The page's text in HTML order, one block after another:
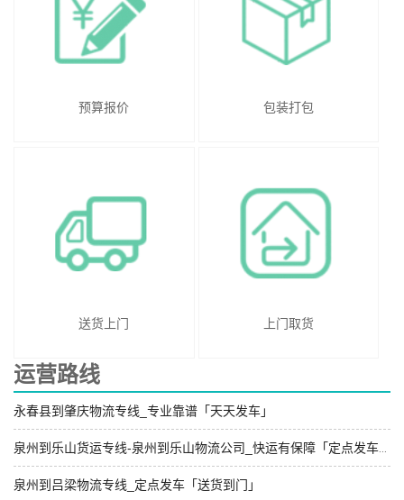
预算报价 包装打包
送货上门 上门取货
运营路线
永春县到肇庆物流专线_专业靠谱「天天发车」
泉州到吕梁物流专线_定点发车「送货到门」